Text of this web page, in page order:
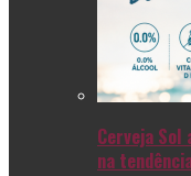
Cerveja
na